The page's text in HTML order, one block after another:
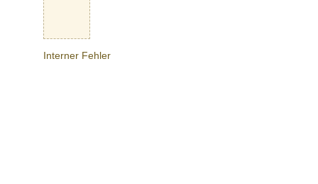
Interner Fehler